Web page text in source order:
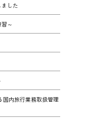
ました
～
国内旅行業務取扱管理